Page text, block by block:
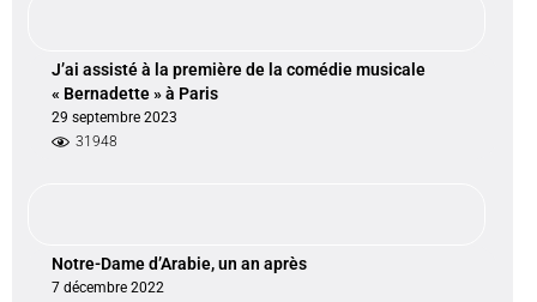
J’ai assisté à la première de la comédie musicale
« Bernadette » à Paris
29 septembre 2023
31948
Notre-Dame d’Arabie, un an après
7 décembre 2022